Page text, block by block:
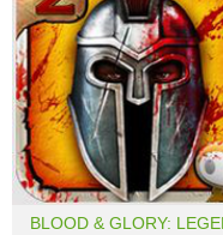
BLOOD & GLORY: